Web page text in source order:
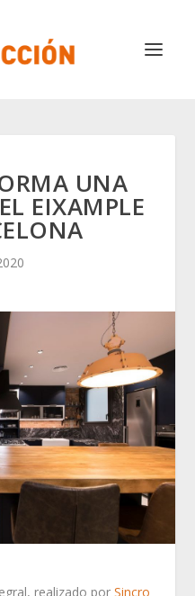
UNA
EIXAMPLE
realizado porSincro